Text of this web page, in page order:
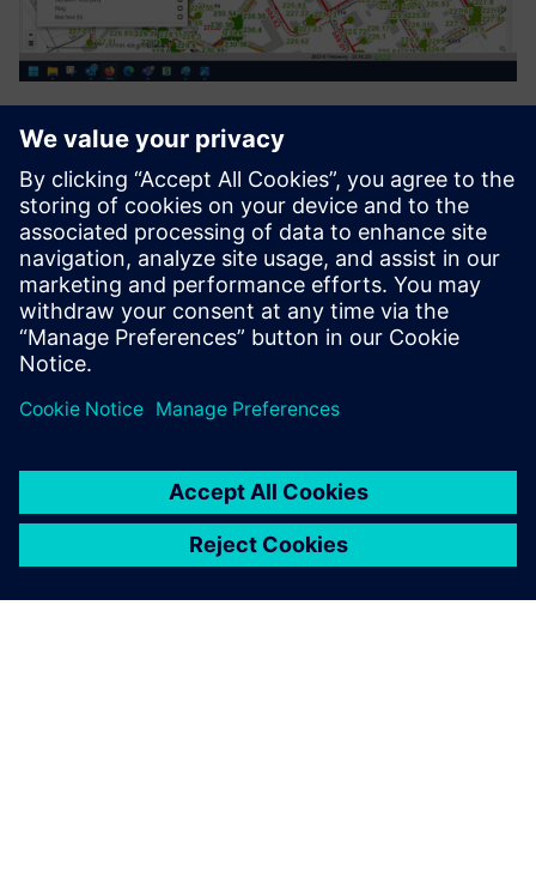
Process Automation Suite
The Process Automation Suite covers all needs in setting up
and following up business processes. It manages entire
asset/device lifecycles (planning, deployment,
maintenance). It will establish itself in the application
ecosystem ...
További információk